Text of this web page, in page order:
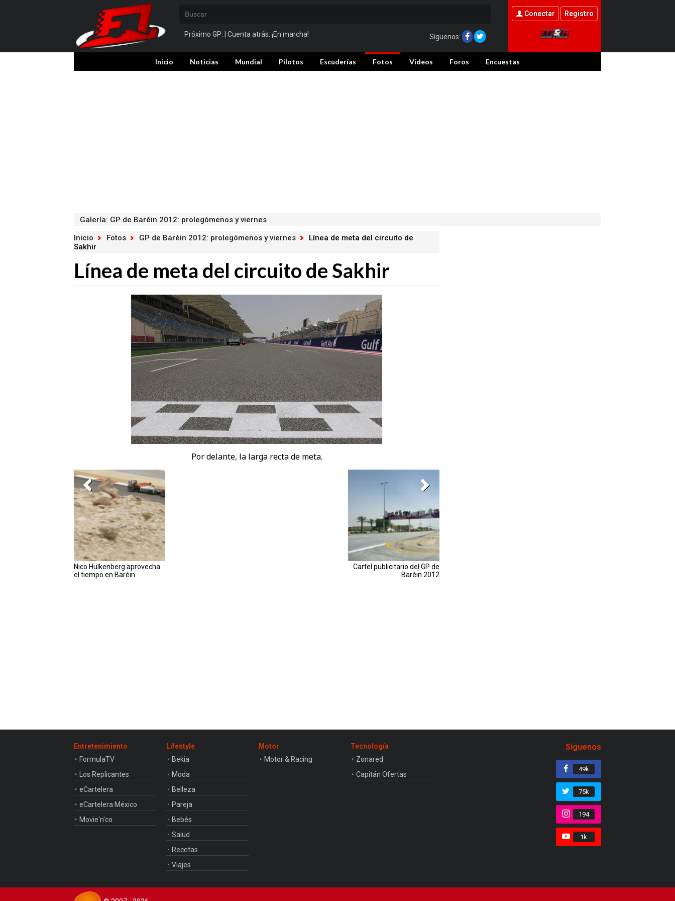
Próximo GP: | Cuenta atrás: ¡En marcha! Síguenos:
Conectar Registro
Inicio Noticias Mundial Pilotos Escuderías Fotos Vídeos Foros Encuestas
Galería: GP de Baréin 2012: prolegómenos y viernes
Inicio
Fotos GP de Baréin 2012: prolegómenos y viernes
Línea de meta del circuito de
Sakhir
Línea de meta del circuito de Sakhir
Por delante, la larga recta de meta.
Nico Hülkenberg aprovecha
el tiempo en Baréin
Cartel publicitario del GP de
Baréin 2012
Entretenimiento
FormulaTV
Los Replicantes
eCartelera
eCartelera México
Movie'n'co
Lifestyle
Bekia
Moda
Belleza
Pareja
Bebés
Salud
Recetas
Viajes
Motor
Motor & Racing
Tecnología
Zonared
Capitán Ofertas
Síguenos
49k
75k
194
1k